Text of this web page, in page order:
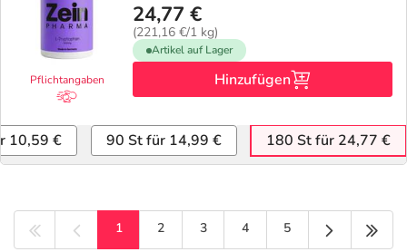
Pflichtangaben
24,77 €
(221,16 €/1 kg)
Artikel auf Lager
Hinzufügen
10,59 € 90 St für 14,99 € 180 St für 24,77 €
1 2 3 4 5 Nächste